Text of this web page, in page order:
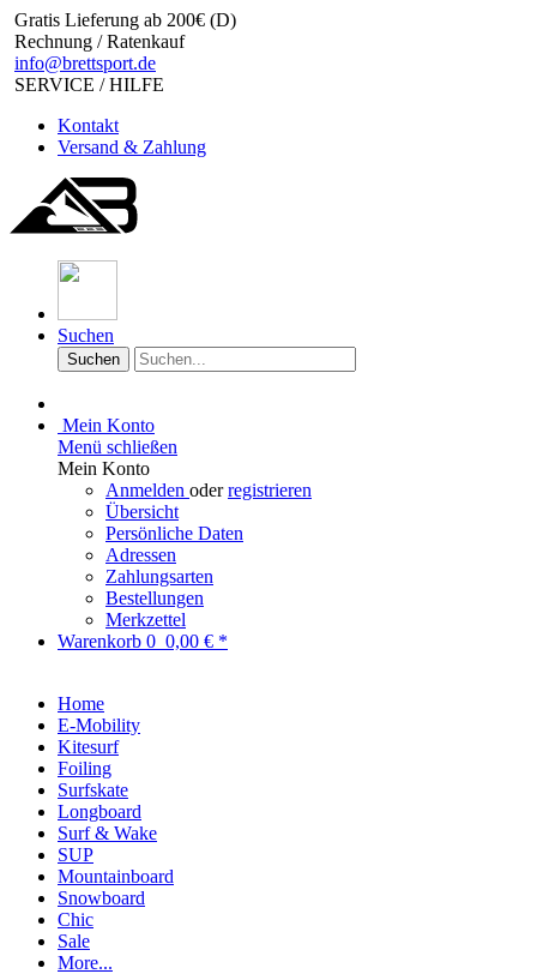
Gratis Lieferung ab 200€ (D)
Rechnung / Ratenkauf
info@brettsport.de
SERVICE / HILFE
Kontakt
Versand & Zahlung
Suchen
Suchen
Mein Konto
Menü schließen
Mein Konto
Anmelden oderregistrieren
Übersicht
Persönliche Daten
Adressen
Zahlungsarten
Bestellungen
Merkzettel
Warenkorb 0 0,00 € *
Home
E-Mobility
Kitesurf
Foiling
Surfskate
Longboard
Surf & Wake
SUP
Mountainboard
Snowboard
Chic
Sale
More...